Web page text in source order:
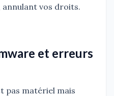
vos droits.
et erreurs
pas matériel mais